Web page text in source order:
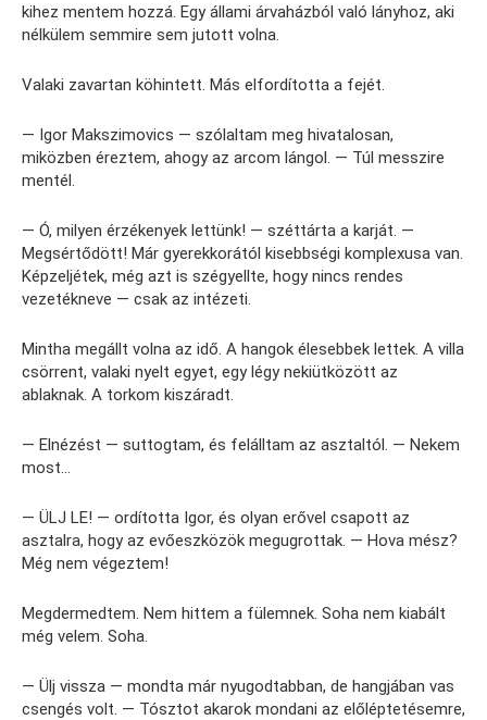
kihez mentem hozzá. Egy állami árvaházból való lányhoz, aki
nélkülem semmire sem jutott volna.
Valaki zavartan köhintett. Más elfordította a fejét.
— Igor Makszimovics — szólaltam meg hivatalosan,
miközben éreztem, ahogy az arcom lángol. — Túl messzire
mentél.
— Ó, milyen érzékenyek lettünk! — széttárta a karját. —
Megsértődött! Már gyerekkorától kisebbségi komplexusa van.
Képzeljétek, még azt is szégyellte, hogy nincs rendes
vezetékneve — csak az intézeti.
Mintha megállt volna az idő. A hangok élesebbek lettek. A villa
csörrent, valaki nyelt egyet, egy légy nekiütközött az
ablaknak. A torkom kiszáradt.
— Elnézést — suttogtam, és felálltam az asztaltól. — Nekem
most…
— ÜLJ LE! — ordította Igor, és olyan erővel csapott az
asztalra, hogy az evőeszközök megugrottak. — Hova mész?
Még nem végeztem!
Megdermedtem. Nem hittem a fülemnek. Soha nem kiabált
még velem. Soha.
— Ülj vissza — mondta már nyugodtabban, de hangjában vas
csengés volt. — Tósztot akarok mondani az előléptetésemre,